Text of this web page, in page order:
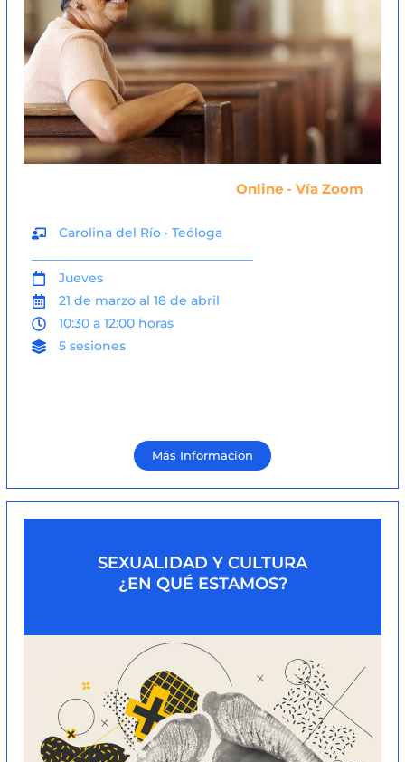
Online - Vía Zoom
Carolina del Río · Teóloga
Jueves
21 de marzo al 18 de abril
10:30 a 12:00 horas
5 sesiones
Más Información
SEXUALIDAD Y CULTURA
¿EN QUÉ ESTAMOS?